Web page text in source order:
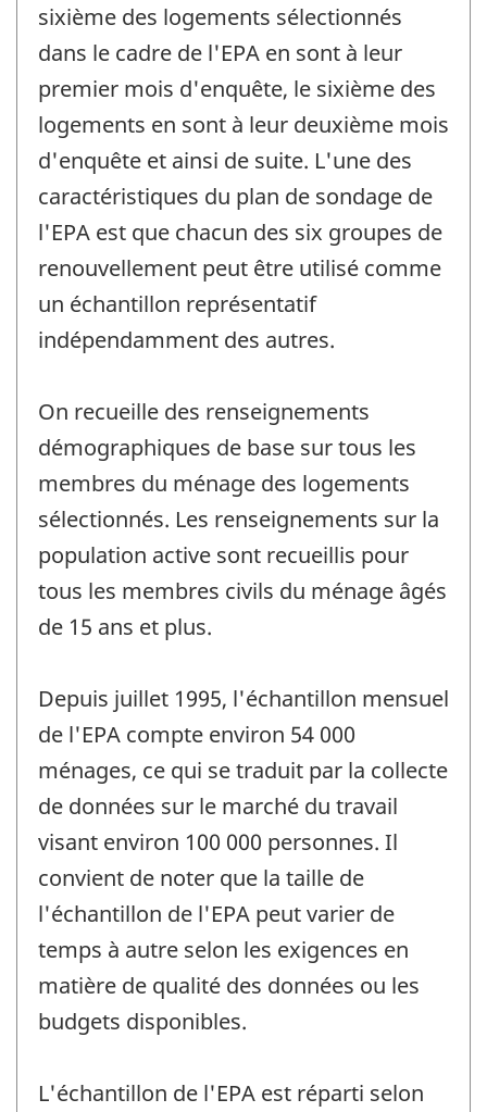
sixième des logements sélectionnés
dans le cadre de l'EPA en sont à leur
premier mois d'enquête, le sixième des
logements en sont à leur deuxième mois
d'enquête et ainsi de suite. L'une des
caractéristiques du plan de sondage de
l'EPA est que chacun des six groupes de
renouvellement peut être utilisé comme
un échantillon représentatif
indépendamment des autres.
On recueille des renseignements
démographiques de base sur tous les
membres du ménage des logements
sélectionnés. Les renseignements sur la
population active sont recueillis pour
tous les membres civils du ménage âgés
de 15 ans et plus.
Depuis juillet 1995, l'échantillon mensuel
de l'EPA compte environ 54 000
ménages, ce qui se traduit par la collecte
de données sur le marché du travail
visant environ 100 000 personnes. Il
convient de noter que la taille de
l'échantillon de l'EPA peut varier de
temps à autre selon les exigences en
matière de qualité des données ou les
budgets disponibles.
L'échantillon de l'EPA est réparti selon